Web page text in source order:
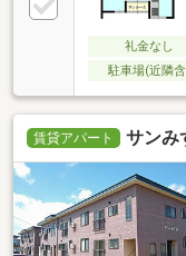
礼金なし
駐車場(近隣
賃貸アパート サンみ